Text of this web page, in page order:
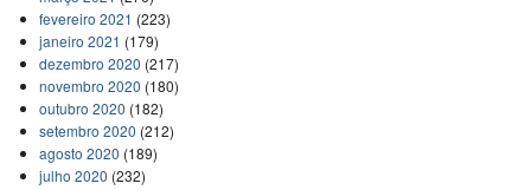
fevereiro 2021 (223)
janeiro 2021 (179)
dezembro 2020 (217)
novembro 2020 (180)
outubro 2020 (182)
setembro 2020 (212)
agosto 2020 (189)
julho 2020 (232)